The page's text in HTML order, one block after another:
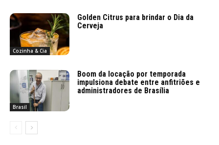
Cozinha & Cia
Golden Citrus para brindar o Dia da
Cerveja
Brasil
Boom da locação por temporada
impulsiona debate entre anfitriões e
administradores de Brasília